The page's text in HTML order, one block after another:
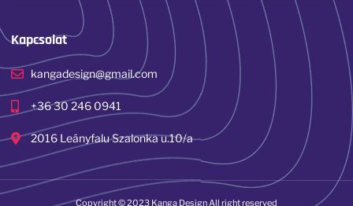
Kapcsolat
kangadesign@gmail.com
+36 30 246 0941
2016 Leányfalu Szalonka u.10/a
Copyright © 2023 Kanga Design All right reserved